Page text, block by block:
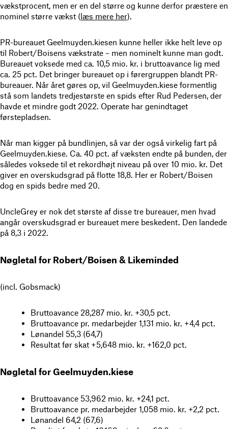
vækstprocent, men er en del større og kunne derfor præstere en
nominel større vækst (læs mere her).
PR-bureauet Geelmuyden.kiesen kunne heller ikke helt leve op
til Robert/Boisens vækstrate – men nominelt kunne man godt.
Bureauet voksede med ca. 10,5 mio. kr. i bruttoavance lig med
ca. 25 pct. Det bringer bureauet op i førergruppen blandt PR-
bureauer. Når året gøres op, vil Geelmuyden.kiese formentlig
stå som landets tredjestørste en spids efter Rud Pedersen, der
havde et mindre godt 2022. Operate har genindtaget
førstepladsen.
Når man kigger på bundlinjen, så var der også virkelig fart på
Geelmuyden.kiese. Ca. 40 pct. af væksten endte på bunden, der
således voksede til et rekordhøjt niveau på over 10 mio. kr. Det
giver en overskudsgrad på flotte 18,8. Her er Robert/Boisen
dog en spids bedre med 20.
UncleGrey er nok det største af disse tre bureauer, men hvad
angår overskudsgrad er bureauet mere beskedent. Den landede
på 8,3 i 2022.
Nøgletal for Robert/Boisen & Likeminded
(incl. Gobsmack)
Bruttoavance 28,287 mio. kr. +30,5 pct.
Bruttoavance pr. medarbejder 1,131 mio. kr. +4,4 pct.
Lønandel 55,3 (64,7)
Resultat før skat +5,648 mio. kr. +162,0 pct.
Nøgletal for Geelmuyden.kiese
Bruttoavance 53,962 mio. kr. +24,1 pct.
Bruttoavance pr. medarbejder 1,058 mio. kr. +2,2 pct.
Lønandel 64,2 (67,6)